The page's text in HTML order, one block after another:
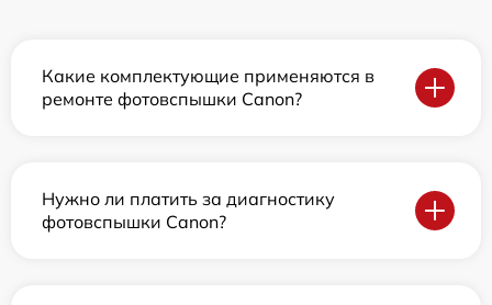
Какие комплектующие применяются в
ремонте фотовспышки Canon?
Нужно ли платить за диагностику
фотовспышки Canon?